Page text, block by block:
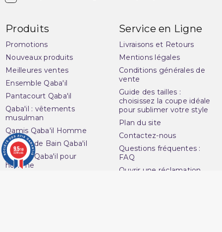
Produits
Promotions
Nouveaux produits
Meilleures ventes
Ensemble Qaba'il
Pantacourt Qaba'il
Qaba'il : vêtements
musulman
Qamis Qaba'il Homme
Sarouel de Bain Qaba'il
Sarouel Qaba'il pour
homme
Service en Ligne
Livraisons et Retours
Mentions légales
Conditions générales de
vente
Guide des tailles :
choisissez la coupe idéale
pour sublimer votre style
Plan du site
Contactez-nous
Questions fréquentes :
FAQ
Ouvrir une réclamation
9.5/10
3284 avis